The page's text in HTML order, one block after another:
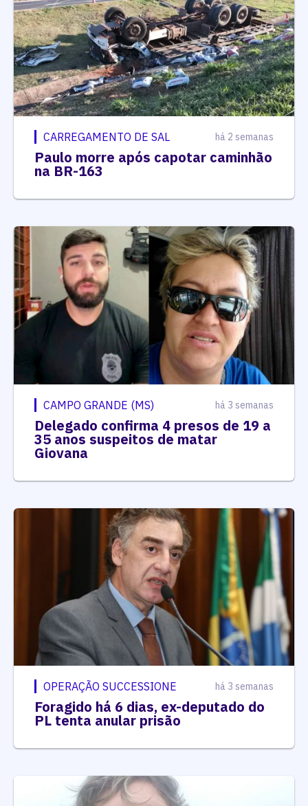
CARREGAMENTO DE SAL há 2 semanas
Paulo morre após capotar caminhão
na BR-163
CAMPO GRANDE (MS) há 3 semanas
Delegado confirma 4 presos de 19 a
35 anos suspeitos de matar
Giovana
OPERAÇÃO SUCCESSIONE há 3 semanas
Foragido há 6 dias, ex-deputado do
PL tenta anular prisão